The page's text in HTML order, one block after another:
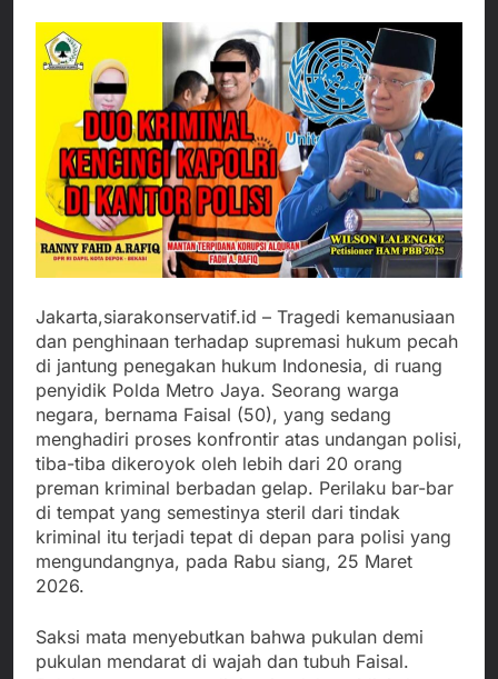
Jakarta,siarakonservatif.id – Tragedi kemanusiaan
dan penghinaan terhadap supremasi hukum pecah
di jantung penegakan hukum Indonesia, di ruang
penyidik Polda Metro Jaya. Seorang warga
negara, bernama Faisal (50), yang sedang
menghadiri proses konfrontir atas undangan polisi,
tiba-tiba dikeroyok oleh lebih dari 20 orang
preman kriminal berbadan gelap. Perilaku bar-bar
di tempat yang semestinya steril dari tindak
kriminal itu terjadi tepat di depan para polisi yang
mengundangnya, pada Rabu siang, 25 Maret
2026.
Saksi mata menyebutkan bahwa pukulan demi
pukulan mendarat di wajah dan tubuh Faisal.